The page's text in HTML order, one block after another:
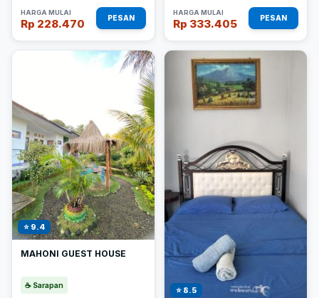
HARGA MULAI
Rp 228.470 PESAN
HARGA MULAI
Rp 333.405 PESAN
⭐ 9.4
MAHONI GUEST HOUSE
☕ Sarapan
⭐ 8.5